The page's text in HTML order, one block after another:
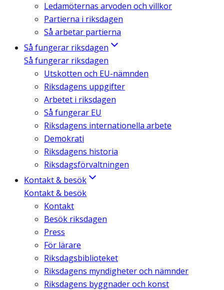
Ledamöternas arvoden och villkor
Partierna i riksdagen
Så arbetar partierna
Så fungerar riksdagen
Så fungerar riksdagen
Utskotten och EU-nämnden
Riksdagens uppgifter
Arbetet i riksdagen
Så fungerar EU
Riksdagens internationella arbete
Demokrati
Riksdagens historia
Riksdagsförvaltningen
Kontakt & besök
Kontakt & besök
Kontakt
Besök riksdagen
Press
För lärare
Riksdagsbiblioteket
Riksdagens myndigheter och nämnder
Riksdagens byggnader och konst